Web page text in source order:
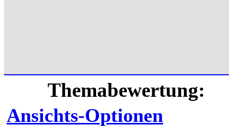
Themabewertung:
Ansichts-Optionen